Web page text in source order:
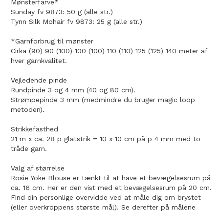
Mønsterfarve*
Sunday fv 9873: 50 g (alle str.)
Tynn Silk Mohair fv 9873: 25 g (alle str.)
*Garnforbrug til mønster
Cirka (90) 90 (100) 100 (100) 110 (110) 125 (125) 140 meter af
hver garnkvalitet.
Vejledende pinde
Rundpinde 3 og 4 mm (40 og 80 cm).
Strømpepinde 3 mm (medmindre du bruger magic loop
metoden).
Strikkefasthed
21 m x ca. 28 p glatstrik = 10 x 10 cm på p 4 mm med to
tråde garn.
Valg af størrelse
Rosie Yoke Blouse er tænkt til at have et bevægelsesrum på
ca. 16 cm. Her er den vist med et bevægelsesrum på 20 cm.
Find din personlige overvidde ved at måle dig om brystet
(eller overkroppens største mål). Se derefter på målene